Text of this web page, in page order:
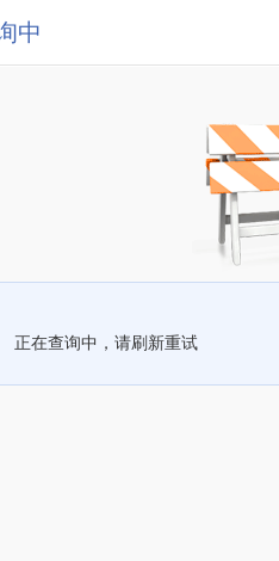
中
正在查询中，请刷新重试